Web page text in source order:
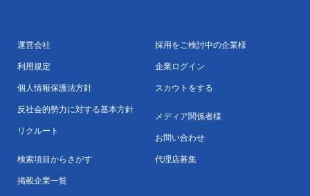
運営会社
利用規定
個人情報保護法方針
反社会的勢力に対する基本方針
リクルート
検索項目からさがす
掲載企業一覧
採用をご検討中の企業様
企業ログイン
スカウトをする
メディア関係者様
お問い合わせ
代理店募集